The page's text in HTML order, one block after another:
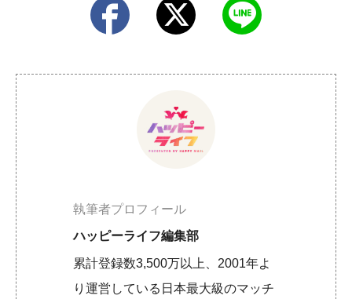
執筆者プロフィール
ハッピーライフ編集部
累計登録数3,500万以上、2001年よ
り運営している日本最大級のマッチ